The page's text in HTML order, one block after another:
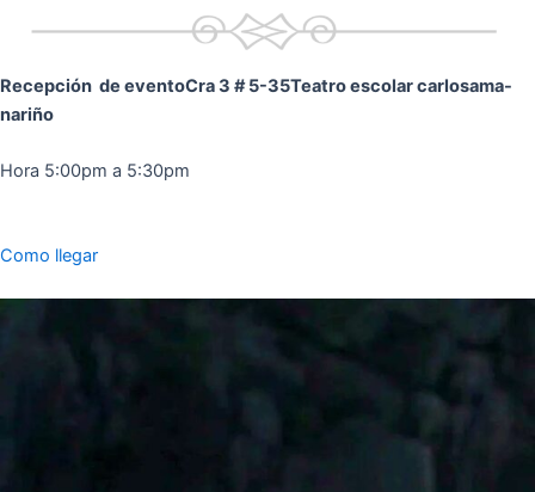
Recepción de eventoCra 3 # 5-35Teatro escolar carlosama-
nariño
Hora 5:00pm a 5:30pm
Como llegar